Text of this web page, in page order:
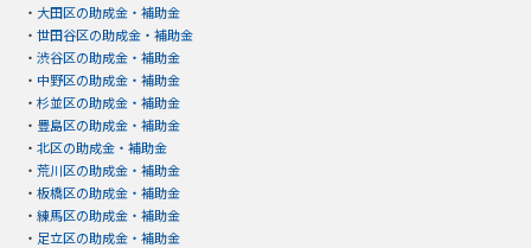
・ 大田区の助成金・補助金
・ 世田谷区の助成金・補助金
・ 渋谷区の助成金・補助金
・ 中野区の助成金・補助金
・ 杉並区の助成金・補助金
・ 豊島区の助成金・補助金
・ 北区の助成金・補助金
・ 荒川区の助成金・補助金
・ 板橋区の助成金・補助金
・ 練馬区の助成金・補助金
・ 足立区の助成金・補助金